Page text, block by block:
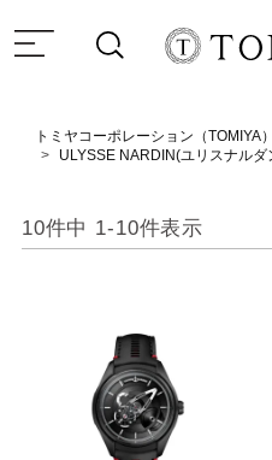
トミヤコーポレーション（TOMIYA）
ULYSSE NARDIN(ユリスナルダ
10件中 1-10件表示